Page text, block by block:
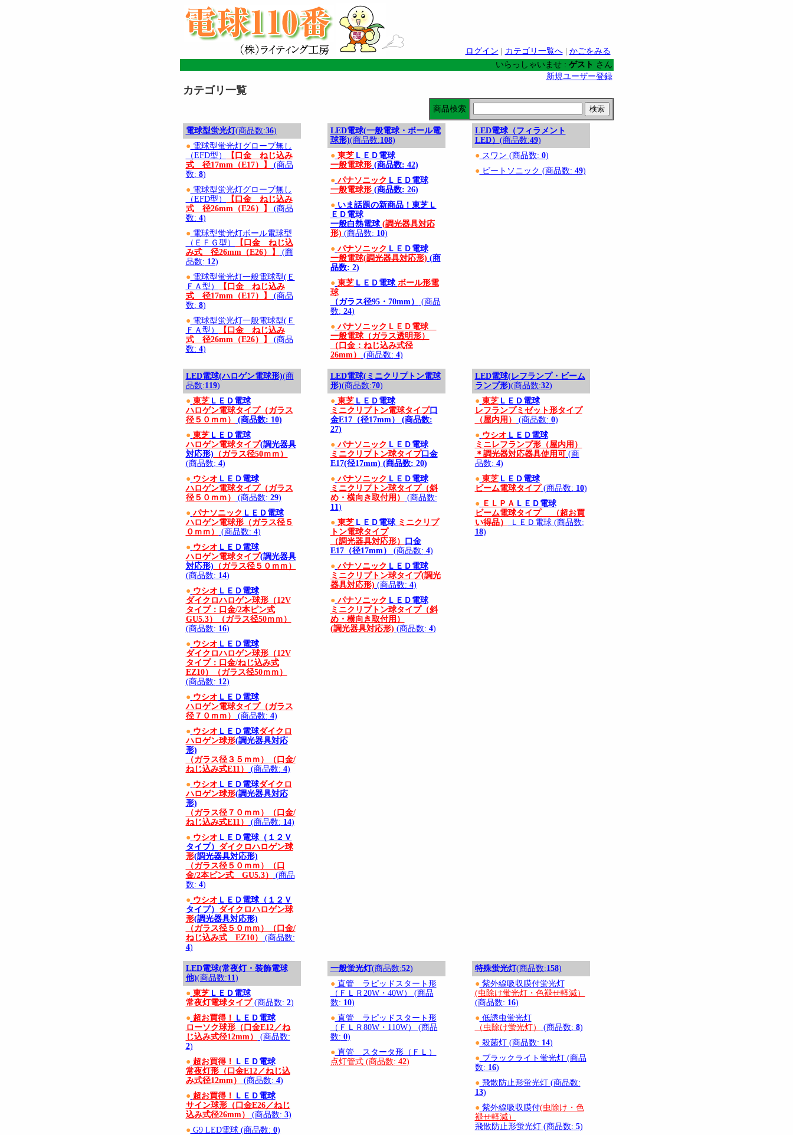
ログイン カテゴリ一覧へ| かごをみる
いらっしゃいませ : ゲスト さん
新規ユーザー登録
カテゴリ一覧
商品検索
電球型蛍光灯(商品数:36)
●電球型蛍光灯グローブ無し
（EFD型）
【口金 ねじ込み
式 径17mm（E17）】
(商品
数: 8)
●電球型蛍光灯グローブ無し
（EFD型）
【口金 ねじ込み
式 径26mm（E26）】
(商品
数: 4)
●電球型蛍光灯ボール電球型
（ＥＦＧ型）
【口金 ねじ込
み式 径26mm（E26）】
(商
品数: 12)
●電球型蛍光灯一般電球型(Ｅ
ＦＡ型）
【口金 ねじ込み
式 径17mm（E17）】
(商品
数: 8)
●電球型蛍光灯一般電球型(Ｅ
ＦＡ型）
【口金 ねじ込み
式 径26mm（E26）】
(商品
数: 4)
LED電球(一般電球・ボール電
球形)(商品数:108)
● 東芝ＬＥＤ電球
一般電球形(商品数: 42)
● パナソニック ＬＥＤ電球
一般電球形(商品数: 26)
● いま話題の新商品！東芝Ｌ
ＥＤ電球
一般白熱電球 (調光器具対応
形) (商品数: 10)
● パナソニック ＬＥＤ電球
一般電球(調光器具対応形) (商
品数: 2)
● 東芝ＬＥＤ電球 ボール形電
球
（ガラス径95・70mm）
(商品
数: 24)
● パナソニックＬＥＤ電球
一般電球（ガラス透明形）
（口金：ねじ込み式径
26mm）
(商品数: 4)
LED電球（フィラメント
LED） (商品数:49)
●スワン (商品数: 0)
●ビートソニック (商品数: 49)
LED電球(ハロゲン電球形)(商
品数:119)
● 東芝ＬＥＤ電球
ハロゲン電球タイプ（ガラス
径５０ｍｍ）
(商品数: 10)
● 東芝ＬＥＤ電球
ハロゲン電球タイプ(調光器具
対応形) （ガラス径50ｍｍ）
(商品数: 4)
● ウシオ ＬＥＤ電球
ハロゲン電球タイプ（ガラス
径５０ｍｍ）
(商品数: 29)
● パナソニック ＬＥＤ電球
ハロゲン電球形（ガラス径５
０ｍｍ）
(商品数: 4)
● ウシオ ＬＥＤ電球
ハロゲン電球タイプ(調光器具
対応形) （ガラス径５０ｍｍ）
(商品数: 14)
● ウシオ ＬＥＤ電球
ダイクロハロゲン球形（12V
タイプ：口金/2本ピン式
GU5.3）（ガラス径50ｍｍ）
(商品数: 16)
● ウシオ ＬＥＤ電球
ダイクロハロゲン球形（12V
タイプ：口金/ねじ込み式
EZ10）（ガラス径50ｍｍ）
(商品数: 12)
● ウシオ ＬＥＤ電球
ハロゲン電球タイプ（ガラス
径７０ｍｍ）
(商品数: 4)
● ウシオ ＬＥＤ電球ダイクロ
ハロゲン球形(調光器具対応
形)
（ガラス径３５ｍｍ）（口金/
ねじ込み式E11）
(商品数: 4)
● ウシオ ＬＥＤ電球ダイクロ
ハロゲン球形(調光器具対応
形)
（ガラス径７０ｍｍ）（口金/
ねじ込み式E11）
(商品数: 14)
● ウシオ ＬＥＤ電球（１２Ｖ
タイプ） ダイクロハロゲン球
形(調光器具対応形)
（ガラス径５０ｍｍ）（口
金/2本ピン式 GU5.3）
(商品
数: 4)
● ウシオ ＬＥＤ電球（１２Ｖ
タイプ） ダイクロハロゲン球
形(調光器具対応形)
（ガラス径５０ｍｍ）（口金/
ねじ込み式 EZ10）
(商品数:
4)
LED電球(ミニクリプトン電球
形)(商品数:70)
● 東芝ＬＥＤ電球
ミニクリプトン電球タイプ口
金E17（径17mm） (商品数:
27)
● パナソニック ＬＥＤ電球
ミニクリプトン球タイプ口金
E17(径17mm) (商品数: 20)
● パナソニック ＬＥＤ電球
ミニクリプトン球タイプ（斜
め・横向き取付用）
(商品数:
11)
● 東芝ＬＥＤ電球 ミニクリプ
トン電球タイプ
（調光器具対応形）
口金
E17（径17mm）
(商品数: 4)
● パナソニック ＬＥＤ電球
ミニクリプトン球タイプ(調光
器具対応形) (商品数: 4)
● パナソニック ＬＥＤ電球
ミニクリプトン球タイプ（斜
め・横向き取付用）
(調光器具対応形) (商品数: 4)
LED電球(レフランプ・ビーム
ランプ形)(商品数:32)
● 東芝ＬＥＤ電球
レフランプミゼット形タイプ
（屋内用）
(商品数: 0)
● ウシオ ＬＥＤ電球
ミニレフランプ形（屋内用）
＊調光器対応器具使用可(商
品数: 4)
● 東芝ＬＥＤ電球
ビーム電球タイプ(商品数: 10)
●
ＥＬＰＡ ＬＥＤ電球
ビーム電球タイプ （超お買
い得品）
ＬＥＤ電球 (商品数:
18)
LED電球(常夜灯・装飾電球
他)(商品数:11)
● 東芝ＬＥＤ電球
常夜灯電球タイプ(商品数: 2)
● 超お買得！
ＬＥＤ電球
ローソク球形（口金E12／ね
じ込み式径12mm）
(商品数:
2)
● 超お買得！
ＬＥＤ電球
常夜灯形（口金E12／ねじ込
み式径12mm）
(商品数: 4)
● 超お買得！
ＬＥＤ電球
サイン球形（口金E26／ねじ
込み式径26mm）
(商品数: 3)
●G9 LED電球 (商品数: 0)
一般蛍光灯(商品数:52)
●直管 ラピッドスタート形
（ＦＬＲ20W・40W） (商品
数: 10)
●直管 ラピッドスタート形
（ＦＬＲ80W・110W） (商品
数: 0)
●直管 スタータ形（ＦＬ）
点灯管式 (商品数: 42)
特殊蛍光灯(商品数:158)
●紫外線吸収膜付蛍光灯
(虫除け蛍光灯・色褪せ軽減）
(商品数: 16)
●低誘虫蛍光灯
（虫除け蛍光灯）
(商品数: 8)
●殺菌灯 (商品数: 14)
●ブラックライト蛍光灯 (商品
数: 16)
●飛散防止形蛍光灯 (商品数:
13)
●紫外線吸収膜付(虫除け・色
褪せ軽減）
飛散防止形蛍光灯 (商品数: 5)